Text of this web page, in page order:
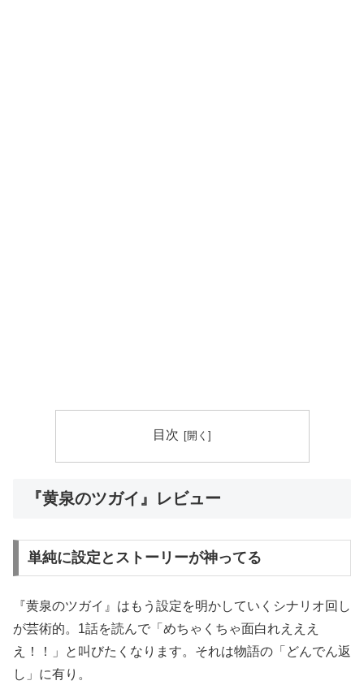
目次
『黄泉のツガイ』レビュー
単純に設定とストーリーが神ってる
『黄泉のツガイ』はもう設定を明かしていくシナリオ回し
が芸術的。1話を読んで「めちゃくちゃ面白れえええ
え！！」と叫びたくなります。それは物語の「どんでん返
し」に有り。